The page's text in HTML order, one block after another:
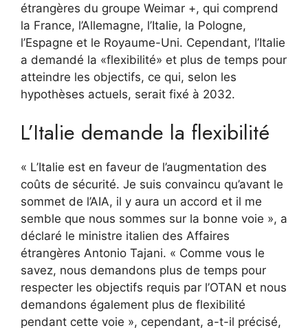
étrangères du groupe Weimar +, qui comprend
la France, l’Allemagne, l’Italie, la Pologne,
l’Espagne et le Royaume-Uni. Cependant, l’Italie
a demandé la «flexibilité» et plus de temps pour
atteindre les objectifs, ce qui, selon les
hypothèses actuels, serait fixé à 2032.
L’Italie demande la flexibilité
« L’Italie est en faveur de l’augmentation des
coûts de sécurité. Je suis convaincu qu’avant le
sommet de l’AIA, il y aura un accord et il me
semble que nous sommes sur la bonne voie », a
déclaré le ministre italien des Affaires
étrangères Antonio Tajani. « Comme vous le
savez, nous demandons plus de temps pour
respecter les objectifs requis par l’OTAN et nous
demandons également plus de flexibilité
pendant cette voie », cependant, a-t-il précisé,